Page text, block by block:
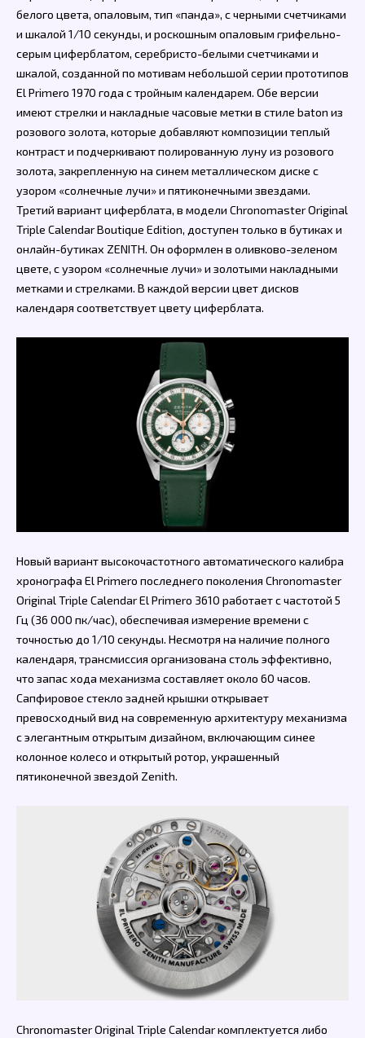
белого цвета, опаловым, тип «панда», с черными счетчиками
и шкалой 1/10 секунды, и роскошным опаловым грифельно-
серым циферблатом, серебристо-белыми счетчиками и
шкалой, созданной по мотивам небольшой серии прототипов
El Primero 1970 года с тройным календарем. Обе версии
имеют стрелки и накладные часовые метки в стиле baton из
розового золота, которые добавляют композиции теплый
контраст и подчеркивают полированную луну из розового
золота, закрепленную на синем металлическом диске с
узором «солнечные лучи» и пятиконечными звездами.
Третий вариант циферблата, в модели Chronomaster Original
Triple Calendar Boutique Edition, доступен только в бутиках и
онлайн-бутиках ZENITH. Он оформлен в оливково-зеленом
цвете, с узором «солнечные лучи» и золотыми накладными
метками и стрелками. В каждой версии цвет дисков
календаря соответствует цвету циферблата.
Новый вариант высокочастотного автоматического калибра
хронографа El Primero последнего поколения Chronomaster
Original Triple Calendar El Primero 3610 работает с частотой 5
Гц (36 000 пк/час), обеспечивая измерение времени с
точностью до 1/10 секунды. Несмотря на наличие полного
календаря, трансмиссия организована столь эффективно,
что запас хода механизма составляет около 60 часов.
Сапфировое стекло задней крышки открывает
превосходный вид на современную архитектуру механизма
с элегантным открытым дизайном, включающим синее
колонное колесо и открытый ротор, украшенный
пятиконечной звездой Zenith.
Chronomaster Original Triple Calendar комплектуется либо